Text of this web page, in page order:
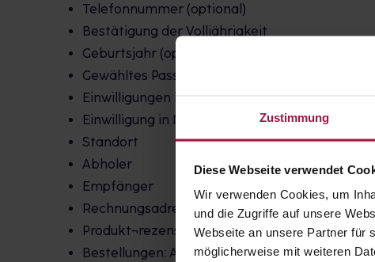
Zustimmung
Diese Webseite verwendet
Wir verwenden Cookies, um
und die Zugriffe auf unsere
Webseite an unsere Partner für
möglicherweise mit weiteren
Telefonnummer (optional)
Bestätigung der Volljährigkeit
Geburtsjahr (optional)
Gewähltes Passwort
Einwilligungen in Speicherung und
Einwilligung in Newsletter und Mailings
Standort
Abholer
Empfänger
Rechnungsadresse
Produkt¬rezensionen
Bestellungen: Abholer, Abholnummer,